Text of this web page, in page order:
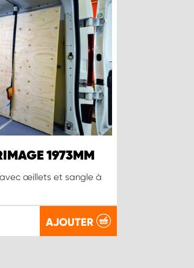
1973MM
œillets et sangle à
AJOUTER